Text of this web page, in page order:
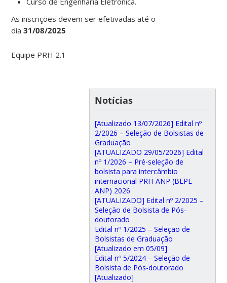
As inscrições devem ser efetivadas até o
dia 31/08/2025
Equipe PRH 2.1
Notícias
[Atualizado 13/07/2026] Edital nº
2/2026 – Seleção de Bolsistas de
Graduação
[ATUALIZADO 29/05/2026] Edital
nº 1/2026 – Pré-seleção de
bolsista para intercâmbio
internacional PRH-ANP (BEPE
ANP) 2026
[ATUALIZADO] Edital nº 2/2025 –
Seleção de Bolsista de Pós-
doutorado
Edital nº 1/2025 – Seleção de
Bolsistas de Graduação
[Atualizado em 05/09]
Edital nº 5/2024 – Seleção de
Bolsista de Pós-doutorado
[Atualizado]